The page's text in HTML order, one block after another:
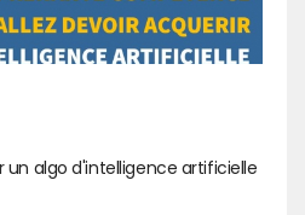
algo d'intelligence artificielle